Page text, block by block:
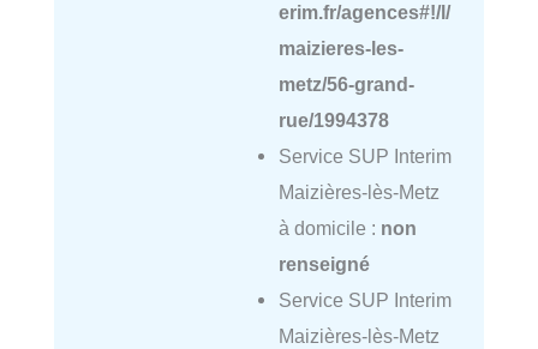
erim.fr/agences#!/l/
maizieres-les-
metz/56-grand-
rue/1994378
Service SUP Interim
Maizières-lès-Metz
à domicile : non
renseigné
Service SUP Interim
Maizières-lès-Metz